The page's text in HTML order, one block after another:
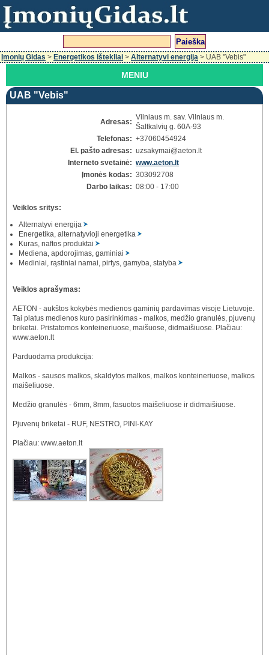
Įmonių Gidas > Energetikos ištekliai > Alternatyvi energija > UAB "Vebis"
MENIU
UAB "Vebis"
Adresas:
Vilniaus m. sav. Vilniaus m.
Šaltkalvių g. 60A-93
Telefonas: +37060454924
El. pašto adresas: uzsakymai@aeton.lt
Interneto svetainė: www.aeton.lt
Įmonės kodas: 303092708
Darbo laikas: 08:00 - 17:00
Veiklos sritys:
Alternatyvi energija
Energetika, alternatyvioji energetika
Kuras, naftos produktai
Mediena, apdorojimas, gaminiai
Mediniai, rąstiniai namai, pirtys, gamyba, statyba
Veiklos aprašymas:
AETON - aukštos kokybės medienos gaminių pardavimas visoje Lietuvoje.
Tai platus medienos kuro pasirinkimas - malkos, medžio granulės, pjuvenų
briketai. Pristatomos konteineriuose, maišuose, didmaišiuose. Plačiau:
www.aeton.lt
Parduodama produkcija:
Malkos - sausos malkos, skaldytos malkos, malkos konteineriuose, malkos
maišeliuose.
Medžio granulės - 6mm, 8mm, fasuotos maišeliuose ir didmaišiuose.
Pjuvenų briketai - RUF, NESTRO, PINI-KAY
Plačiau: www.aeton.lt